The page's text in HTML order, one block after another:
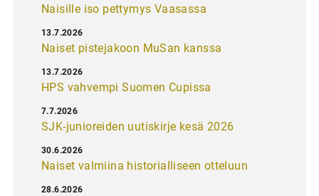
Naisille iso pettymys Vaasassa
Naiset pistejakoon MuSan kanssa
13.7.2026
HPS vahvempi Suomen Cupissa
13.7.2026
SJK-junioreiden uutiskirje kesä 2026
7.7.2026
Naiset valmiina historialliseen otteluun
30.6.2026
28.6.2026